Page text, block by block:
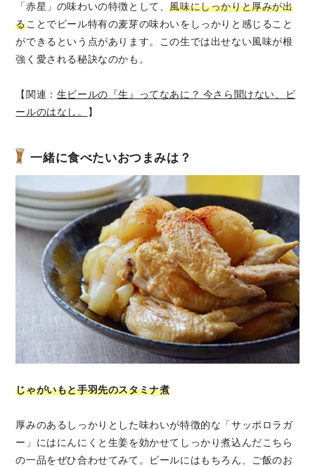
「赤星」の味わいの特徴として、風味にしっかりと厚みが出
ることでビール特有の麦芽の味わいをしっかりと感じること
ができるという点があります。この生では出せない風味が根
強く愛される秘訣なのかも。
【関連： 生ビールの『生』ってなあに？ 今さら聞けない、ビ
ールのはなし。
】
一緒に食べたいおつまみは？
じゃがいもと手羽先のスタミナ煮
厚みのあるしっかりとした味わいが特徴的な「サッポロラガ
ー」にはにんにくと生姜を効かせてしっかり煮込んだこちら
の一品をぜひ合わせてみて。ビールにはもちろん、ご飯のお